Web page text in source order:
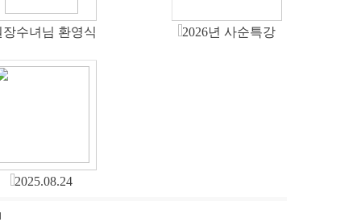
장수녀님 환영식 2026년 사순특강
2025.08.24